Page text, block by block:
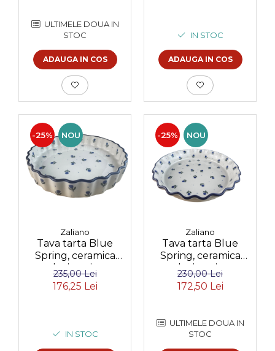
ULTIMELE DOUA IN
STOC
ADAUGA IN COS
IN STOC
ADAUGA IN COS
-25% NOU
Zaliano
Tava tarta Blue
Spring, ceramica
smaltuita, pictata
manual, 24 cm
235,00 Lei
176,25 Lei
IN STOC
-25% NOU
Zaliano
Tava tarta Blue
Spring, ceramica
smaltuita, pictata
manual, diametru
25,5 cm
230,00 Lei
172,50 Lei
ULTIMELE DOUA IN
STOC